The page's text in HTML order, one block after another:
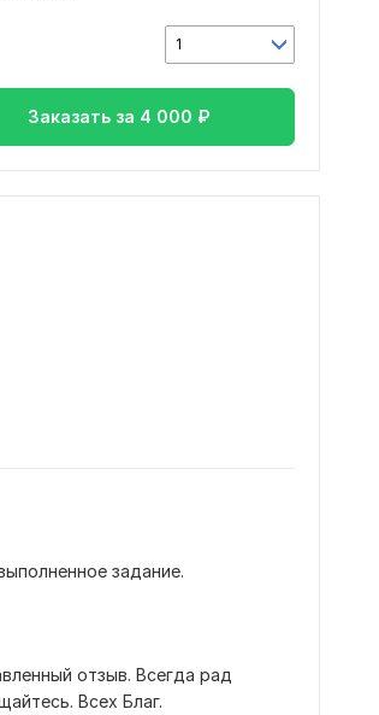
1
Заказать за 4 000 ₽
задание.
отзыв. Всегда рад
Всех Благ.